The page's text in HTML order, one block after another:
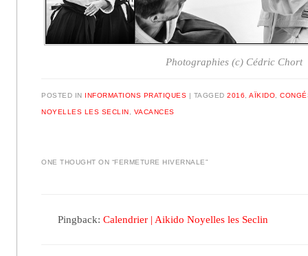
Photographies (c) Cédric Chort
POSTED IN INFORMATIONS PRATIQUES | TAGGED2016 ,AÏKIDO ,
NOYELLES LES SECLIN VACANCES
ONE THOUGHT ON “FERMETURE HIVERNALE”
Pingback:Calendrier | Aikido Noyelles les Seclin